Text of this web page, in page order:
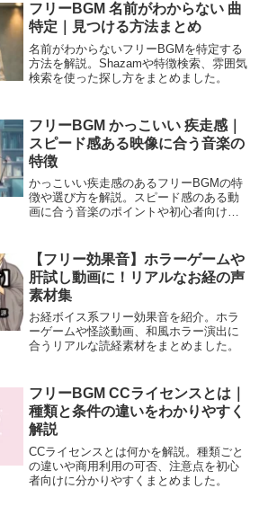
フリーBGM 名前がわからない 曲
特定｜見つける方法まとめ
名前がわからないフリーBGMを特定する
方法を解説。Shazamや特徴検索、雰囲気
検索を使った探し方をまとめました。
フリーBGM かっこいい 疾走感｜
スピード感ある映像に合う音楽の
特徴
かっこいい疾走感のあるフリーBGMの特
徴や選び方を解説。スピード感のある動
画に合う音楽のポイントや初心者向けの
【フリー効果音】ホラーゲームや
肝試し動画に！リアルなお経の声
素材集
お経ボイス系フリー効果音を紹介。ホラ
ーゲームや怪談動画、和風ホラー演出に
合うリアルな読経素材をまとめました。
フリーBGM CCライセンスとは｜
種類と条件の違いをわかりやすく
解説
CCライセンスとは何かを解説。種類ごと
の違いや商用利用の可否、注意点を初心
者向けに分かりやすくまとめました。